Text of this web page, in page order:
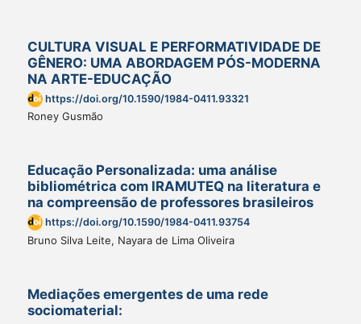
CULTURA VISUAL E PERFORMATIVIDADE DE
GÊNERO: UMA ABORDAGEM PÓS-MODERNA
NA ARTE-EDUCAÇÃO
https://doi.org/10.1590/1984-0411.93321
Roney Gusmão
Educação Personalizada: uma análise
bibliométrica com IRAMUTEQ na literatura e
na compreensão de professores brasileiros
https://doi.org/10.1590/1984-0411.93754
Bruno Silva Leite, Nayara de Lima Oliveira
Mediações emergentes de uma rede
sociomaterial: